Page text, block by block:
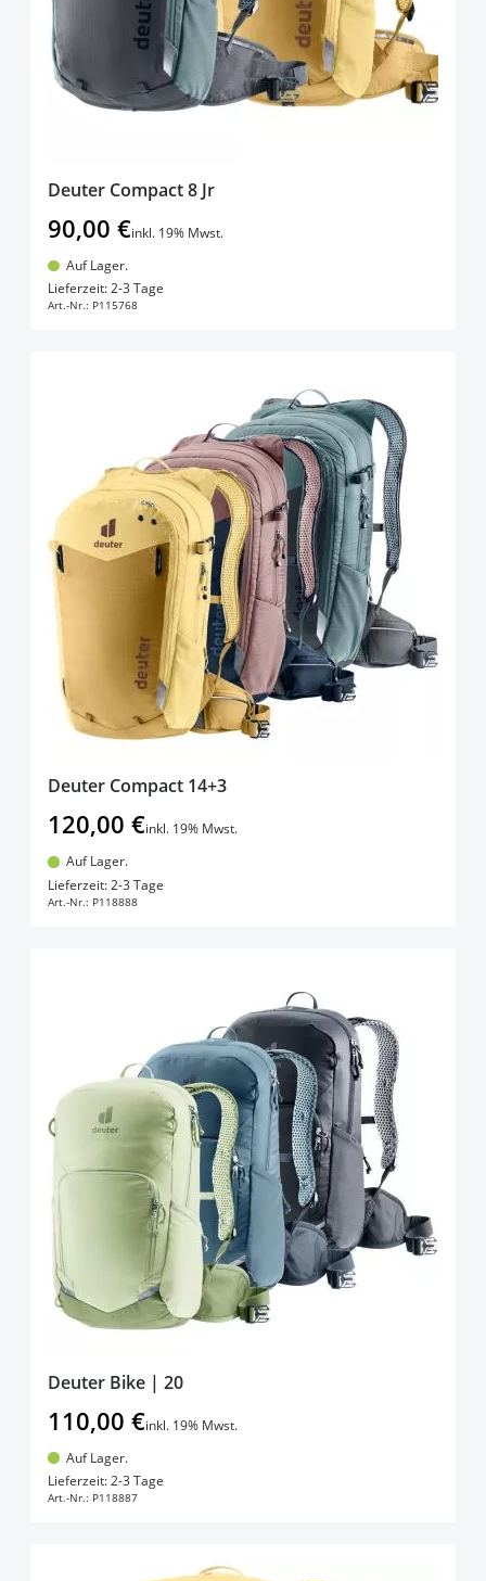
Deuter Compact 8 Jr
90,00 €inkl. 19% Mwst.
Auf Lager.
Lieferzeit: 2-3 Tage
Art.-Nr.: P115768
Deuter Compact 14+3
120,00 €inkl. 19% Mwst.
Auf Lager.
Lieferzeit: 2-3 Tage
Art.-Nr.: P118888
Deuter Bike | 20
110,00 €inkl. 19% Mwst.
Auf Lager.
Lieferzeit: 2-3 Tage
Art.-Nr.: P118887